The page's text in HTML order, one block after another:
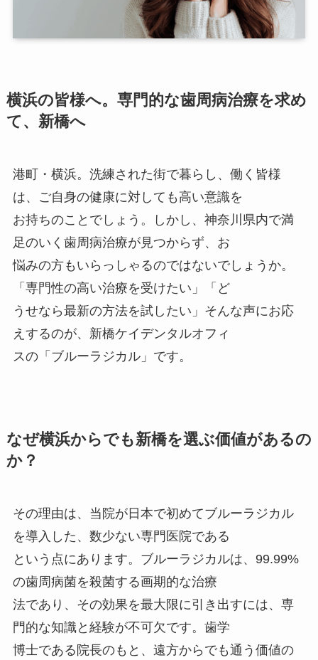
横浜の皆様へ。専門的な歯周病治療を求め
て、新橋へ
港町・横浜。洗練された街で暮らし、働く皆様
は、ご自身の健康に対しても高い意識を
お持ちのことでしょう。しかし、神奈川県内で満
足のいく歯周病治療が見つからず、お
悩みの方もいらっしゃるのではないでしょうか。
「専門性の高い治療を受けたい」「ど
うせなら最新の方法を試したい」そんな声にお応
えするのが、新橋ケイデンタルオフィ
スの「ブルーラジカル」です。
なぜ横浜からでも新橋を選ぶ価値があるの
か？
その理由は、当院が日本で初めてブルーラジカル
を導入した、数少ない専門医院である
という点にあります。ブルーラジカルは、99.99%
の歯周病菌を殺菌する画期的な治療
法であり、その効果を最大限に引き出すには、専
門的な知識と経験が不可欠です。歯学
博士である院長のもと、遠方からでも通う価値の